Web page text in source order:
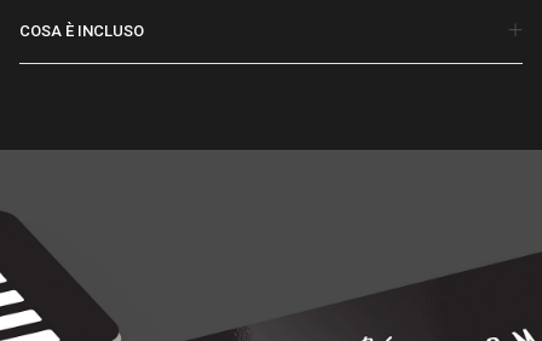
COSA È INCLUSO